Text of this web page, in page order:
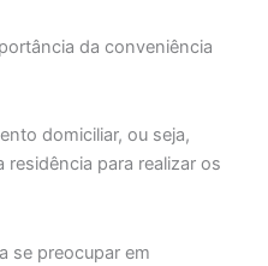
da conveniência
domiciliar, ou seja,
para realizar os
se preocupar em